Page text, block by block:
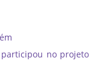
participou no projeto